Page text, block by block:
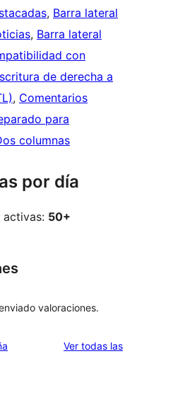
, Barra lateral
, Barra lateral
con
de derecha a
, Comentarios
para
columnas
por día
activas: 50+
valoraciones.
Ver todas lasvaloraciones